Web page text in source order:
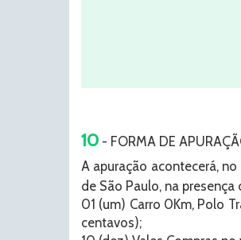
10 - FORMA DE
A apuração acontecerá,
de São Paulo, na
01 (um) Carro 0Km, Polo
centavos);